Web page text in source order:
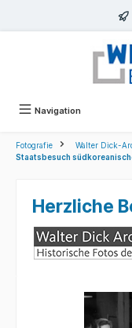
Navigation
Fotografie Walter Dick-
Staatsbesuch
Herzliche
Bildergalerie